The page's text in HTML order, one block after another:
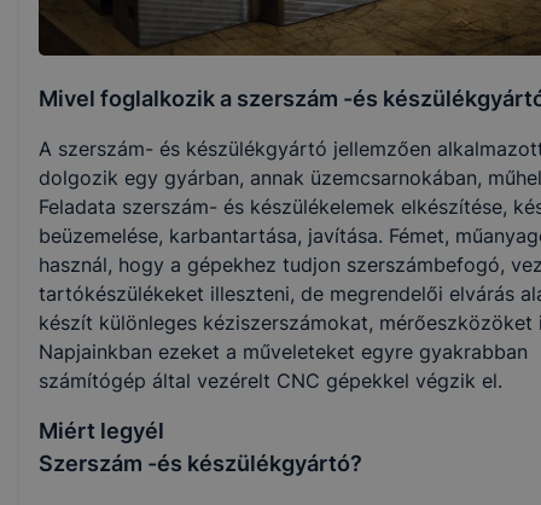
Mivel foglalkozik a szerszám -és
A szerszám- és készülékgyártó jellemzően
dolgozik egy gyárban, annak üzemcsarnokában,
Feladata szerszám- és készülékelemek elkészítése,
beüzemelése, karbantartása, javítása. Fémet,
használ, hogy a gépekhez tudjon szerszámbefogó,
tartókészülékeket illeszteni, de megrendelői elvárás
készít különleges kéziszerszámokat, mérőeszközöket
Napjainkban ezeket a műveleteket egyre gyakrabban
számítógép által vezérelt CNC gépekkel végzik el.
Miért legyél
Szerszám -és készülékgyártó?